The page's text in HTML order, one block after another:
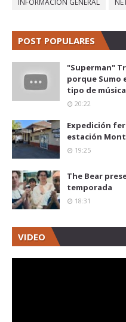
POST POPULARES
"Superman"
porque Sumo
tipo de
20:22
Expedición
estación
19:25
The Bear
temporada
18:31
VIDEO